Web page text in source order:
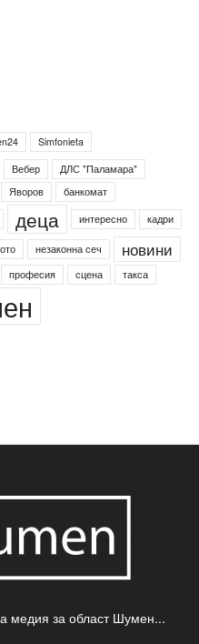
Simfonieta
Вебер
ДЛС "Паламара"
Яворов
банкомат
деца интересно кадри
незаконна сеч новини
професия сцена такса
медия за област Шумен...